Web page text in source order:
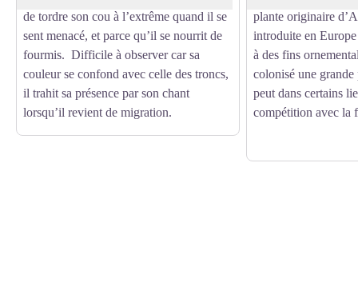
de tordre son cou à l’extrême quand il se
sent menacé, et parce qu’il se nourrit de
fourmis. Difficile à observer car sa
couleur se confond avec celle des troncs,
il trahit sa présence par son chant
lorsqu’il revient de migration.
plante originaire
introduite en
à des fins
colonisé une grande
peut dans certains
compétition avec la